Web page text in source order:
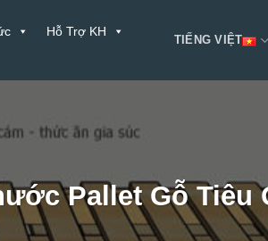
Hỗ Trợ KH
TIẾNG VIỆT
Pallet Gỗ Tiêu